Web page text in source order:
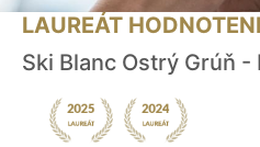
LAUREÁT
Ski Blanc Ostrý Grúň -